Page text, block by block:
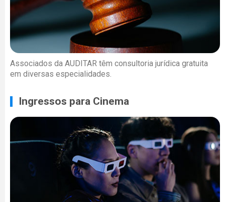
Associados da AUDITAR têm consultoria jurídica gratuita
em diversas especialidades.
Ingressos para Cinema